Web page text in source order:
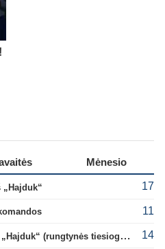
Mėnesio
17
11
Konferencijų lyga: „Žalgiris“ – „Hajduk“ (rungtynės tiesiogiai) 14